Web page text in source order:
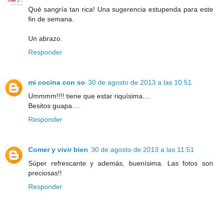
Qué sangría tan rica! Una sugerencia estupenda para este
fin de semana.
Un abrazo.
Responder
mi cocina con so 30 de agosto de 2013 a las 10:51
Ummmm!!!! tiene que estar riquísima....
Besitos guapa....
Responder
Comer y vivir bien 30 de agosto de 2013 a las 11:51
Súper refrescante y además, buenísima. Las fotos son
preciosas!!
Responder